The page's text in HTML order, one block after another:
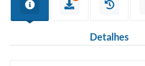
Serviço de Inspeção Municipal - SIM
Esportes
Detalhes